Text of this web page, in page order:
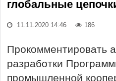
глобальные
11.11.2020 14:46 186
Прокомментировать
разработки
промышленной